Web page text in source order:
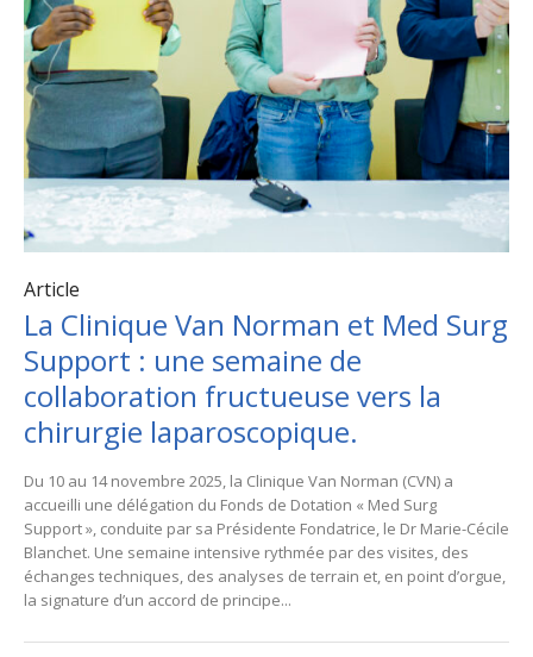
Article
La Clinique Van Norman et Med Surg
Support : une semaine de
collaboration fructueuse vers la
chirurgie laparoscopique.
Du 10 au 14 novembre 2025, la Clinique Van Norman (CVN) a
accueilli une délégation du Fonds de Dotation « Med Surg
Support », conduite par sa Présidente Fondatrice, le Dr Marie-Cécile
Blanchet. Une semaine intensive rythmée par des visites, des
échanges techniques, des analyses de terrain et, en point d’orgue,
la signature d’un accord de principe...